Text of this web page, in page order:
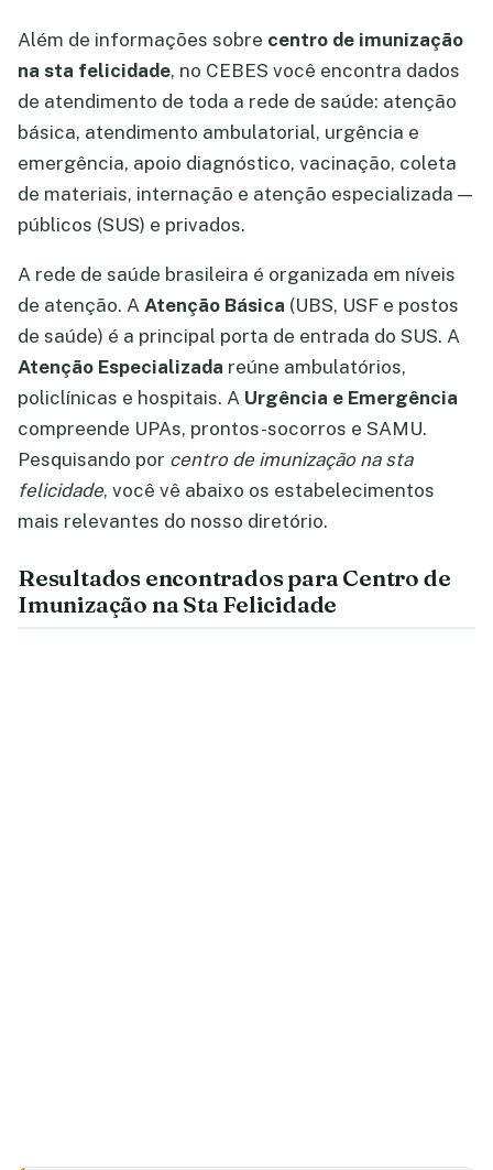
Além de informações sobre centro de imunização
na sta felicidade, no CEBES você encontra dados
de atendimento de toda a rede de saúde: atenção
básica, atendimento ambulatorial, urgência e
emergência, apoio diagnóstico, vacinação, coleta
de materiais, internação e atenção especializada —
públicos (SUS) e privados.
A rede de saúde brasileira é organizada em níveis
de atenção. A Atenção Básica (UBS, USF e postos
de saúde) é a principal porta de entrada do SUS. A
Atenção Especializada reúne ambulatórios,
policlínicas e hospitais. A Urgência e Emergência
compreende UPAs, prontos-socorros e SAMU.
Pesquisando por centro de imunização na sta
felicidade, você vê abaixo os estabelecimentos
mais relevantes do nosso diretório.
Resultados encontrados para Centro de
Imunização na Sta Felicidade